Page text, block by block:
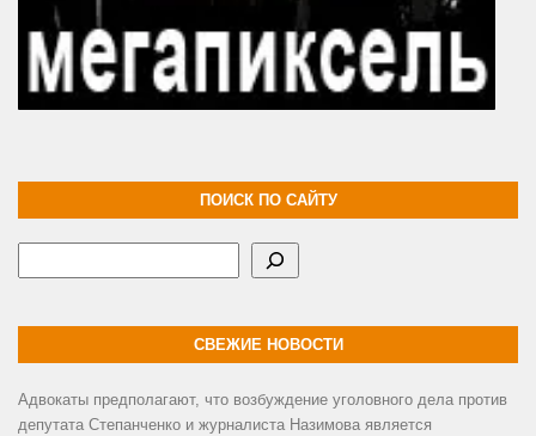
ПОИСК ПО САЙТУ
СВЕЖИЕ НОВОСТИ
Адвокаты предполагают, что возбуждение уголовного дела против
депутата Степанченко и журналиста Назимова является